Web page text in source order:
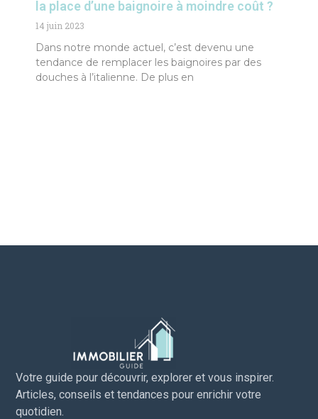
la place d’une baignoire à moindre coût ?
14 juin 2023
Dans notre monde actuel, c’est devenu une
tendance de remplacer les baignoires par des
douches à l’italienne. De plus en
Votre guide pour découvrir, explorer et vous inspirer.
Articles, conseils et tendances pour enrichir votre
quotidien.